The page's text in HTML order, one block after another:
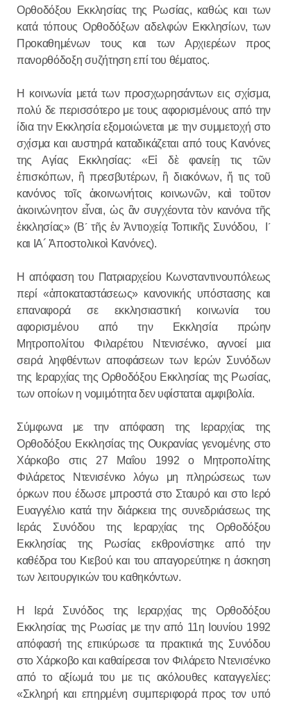
Ορθοδόξου Εκκλησίας της Ρωσίας, καθώς και των
κατά τόπους Ορθοδόξων αδελφών Εκκλησίων, των
Προκαθημένων τους και των Αρχιερέων προς
πανορθόδοξη συζήτηση επί του θέματος.
Η κοινωνία μετά των προσχωρησάντων εις σχίσμα,
πολύ δε περισσότερο με τους αφορισμένους από την
ίδια την Εκκλησία εξομοιώνεται με την συμμετοχή στο
σχίσμα και αυστηρά καταδικάζεται από τους Κανόνες
της Αγίας Εκκλησίας: «Εἰ δὲ φανείῃ τις τῶν
ἐπισκόπων, ἢ πρεσβυτέρων, ἢ διακόνων, ἤ τις τοῦ
κανόνος τοῖς ἀκοινωνήτοις κοινωνῶν, καὶ τοῦτον
ἀκοινώνητον εἶναι, ὡς ἂν συγχέοντα τὸν κανόνα τῆς
ἐκκλησίας» (B´ τῆς ἐν Ἀντιοχείᾳ Τοπικῆς Συνόδου, Ι´
και ΙΑ´ Ἀποστολικοὶ Κανόνες).
Η απόφαση του Πατριαρχείου Κωνσταντινουπόλεως
περί «ἀποκαταστάσεως» κανονικής υπόστασης και
επαναφορά σε εκκλησιαστική κοινωνία του
αφορισμένου από την Εκκλησία πρώην
Μητροπολίτου Φιλαρέτου Ντενισένκο, αγνοεί μια
σειρά ληφθέντων αποφάσεων των Ιερών Συνόδων
της Ιεραρχίας της Ορθοδόξου Εκκλησίας της Ρωσίας,
των οποίων η νομιμότητα δεν υφίσταται αμφιβολία.
Σύμφωνα με την απόφαση της Ιεραρχίας της
Ορθοδόξου Εκκλησίας της Ουκρανίας γενομένης στο
Χάρκοβο στις 27 Μαΐου 1992 ο Μητροπολίτης
Φιλάρετος Ντενισένκο λόγω μη πληρώσεως των
όρκων που έδωσε μπροστά στο Σταυρό και στο Ιερό
Ευαγγέλιο κατά την διάρκεια της συνεδριάσεως της
Ιεράς Συνόδου της Ιεραρχίας της Ορθοδόξου
Εκκλησίας της Ρωσίας εκθρονίστηκε από την
καθέδρα του Κιεβού και του απαγορεύτηκε η άσκηση
των λειτουργικών του καθηκόντων.
Η Ιερά Συνόδος της Ιεραρχίας της Ορθοδόξου
Εκκλησίας της Ρωσίας με την από 11η Ιουνίου 1992
απόφασή της επικύρωσε τα πρακτικά της Συνόδου
στο Χάρκοβο και καθαίρεσαι τον Φιλάρετο Ντενισένκο
από το αξίωμά του με τις ακόλουθες καταγγελίες:
«Σκληρή και επηρμένη συμπεριφορά προς τον υπό